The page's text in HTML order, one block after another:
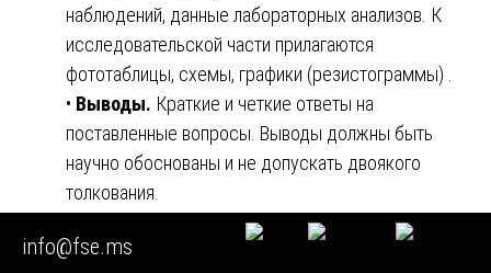
наблюдений, данные лабораторных анализов. К
исследовательской части прилагаются
фототаблицы, схемы, графики (резистограммы) .
• Выводы. Краткие и четкие ответы на
поставленные вопросы. Выводы должны быть
научно обоснованы и не допускать двоякого
толкования.
Требования к оформлению.
Заключение должно
быть подписано экспертом, скреплено печатью
info@fse.ms